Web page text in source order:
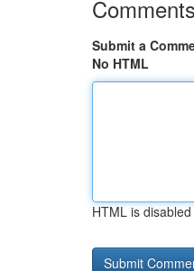
Comments
Submit a
No HTML
HTML is disabled